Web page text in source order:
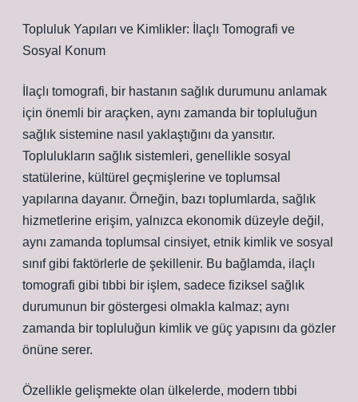
Topluluk Yapıları ve Kimlikler: İlaçlı Tomografi ve
Sosyal Konum
İlaçlı tomografi, bir hastanın sağlık durumunu anlamak
için önemli bir araçken, aynı zamanda bir topluluğun
sağlık sistemine nasıl yaklaştığını da yansıtır.
Toplulukların sağlık sistemleri, genellikle sosyal
statülerine, kültürel geçmişlerine ve toplumsal
yapılarına dayanır. Örneğin, bazı toplumlarda, sağlık
hizmetlerine erişim, yalnızca ekonomik düzeyle değil,
aynı zamanda toplumsal cinsiyet, etnik kimlik ve sosyal
sınıf gibi faktörlerle de şekillenir. Bu bağlamda, ilaçlı
tomografi gibi tıbbi bir işlem, sadece fiziksel sağlık
durumunun bir göstergesi olmakla kalmaz; aynı
zamanda bir topluluğun kimlik ve güç yapısını da gözler
önüne serer.
Özellikle gelişmekte olan ülkelerde, modern tıbbi